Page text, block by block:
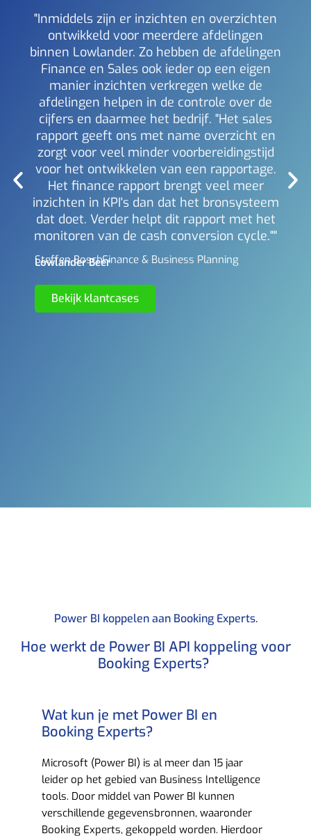
"Inmiddels zijn er inzichten en overzichten
ontwikkeld voor meerdere afdelingen
binnen Lowlander. Zo hebben de afdelingen
Finance en Sales ook ieder op een eigen
manier inzichten verkregen welke de
afdelingen helpen in de controle over de
cijfers en daarmee het bedrijf. "Het sales
rapport geeft ons met name overzicht en
zorgt voor veel minder voorbereidingstijd
voor het ontwikkelen van een rapportage.
Het finance rapport brengt veel meer
inzichten in KPI's dan dat het bronsysteem
dat doet. Verder helpt dit rapport met het
monitoren van de cash conversion cycle.""
Steffen Bosch -Finance & Business Planning
Lowlander Beer
Bekijk klantcases
Power BI koppelen aan Booking Experts.​
Hoe werkt de Power BI API koppeling voor
Booking Experts? ​
Wat kun je met Power BI en
Booking Experts?​
Microsoft (Power BI) is al meer dan 15 jaar
leider op het gebied van Business Intelligence
tools. Door middel van Power BI kunnen
verschillende gegevensbronnen, waaronder
Booking Experts, gekoppeld worden. Hierdoor